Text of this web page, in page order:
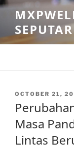
Skip
content
POSTED
OCTOBER 21,
Masa
Lintas